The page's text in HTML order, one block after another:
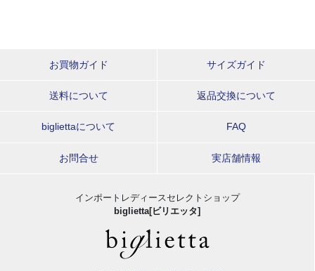
お買物ガイド サイズガイド
送料について 返品交換について
bigliettaについて FAQ
お問合せ 実店舗情報
インポートレディースセレクトショップ
biglietta[ビリエッタ]